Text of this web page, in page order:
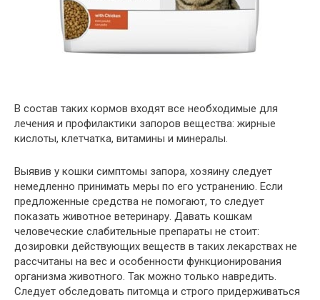
В состав таких кормов входят все необходимые для
лечения и профилактики запоров вещества: жирные
кислоты, клетчатка, витамины и минералы.
Выявив у кошки симптомы запора, хозяину следует
немедленно принимать меры по его устранению. Если
предложенные средства не помогают, то следует
показать животное ветеринару. Давать кошкам
человеческие слабительные препараты не стоит:
дозировки действующих веществ в таких лекарствах не
рассчитаны на вес и особенности функционирования
организма животного. Так можно только навредить.
Следует обследовать питомца и строго придерживаться